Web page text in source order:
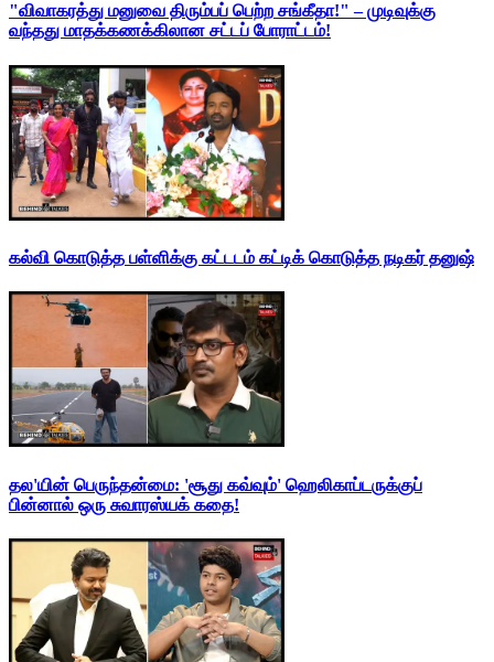
"விவாகரத்து மனுவை திரும்பப் பெற்ற சங்கீதா!" – முடிவுக்கு
வந்தது மாதக்கணக்கிலான சட்டப் போராட்டம்!
கல்வி கொடுத்த பள்ளிக்கு கட்டடம் கட்டிக் கொடுத்த நடிகர் தனுஷ்
தல'யின் பெருந்தன்மை: 'சூது கவ்வும்' ஹெலிகாப்டருக்குப்
பின்னால் ஒரு சுவாரஸ்யக் கதை!